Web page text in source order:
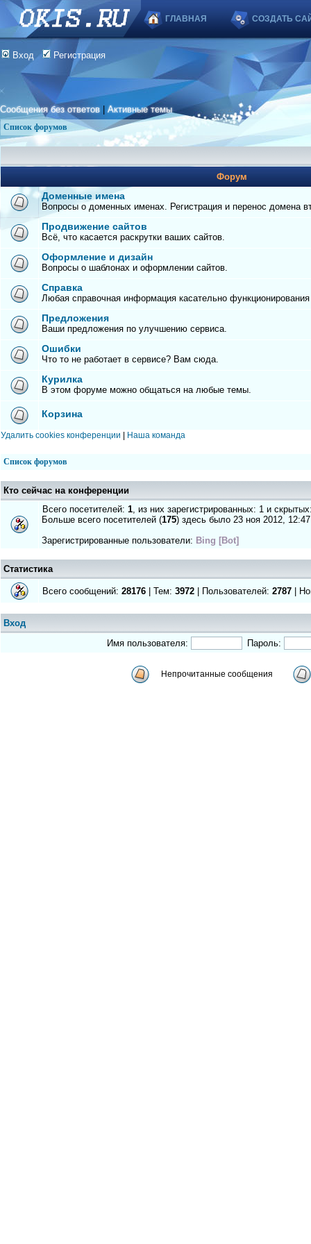
ГЛАВНАЯ СОЗДАТЬ
Вход Регистрация
Сообщения без ответов |Активные темы
Список форумов
Форум
Доменные имена
Вопросы о доменных именах. Регистрация и перенос домена
Продвижение сайтов
Всё, что касается раскрутки ваших сайтов.
Оформление и дизайн
Вопросы о шаблонах и оформлении сайтов.
Справка
Любая справочная информация касательно
Предложения
Ваши предложения по улучшению сервиса.
Ошибки
Что то не работает в сервисе? Вам сюда.
Курилка
В этом форуме можно общаться на любые темы.
Корзина
Удалить cookies конференции Наша команда
Список форумов
Кто сейчас на конференции
Всего посетителей: 1, из них зарегистрированных: 1 и
Больше всего посетителей (175) здесь было 23 ноя 2012, 12:47
Зарегистрированные пользователи: Bing [Bot]
Статистика
Всего сообщений: 28176 | Тем: 3972 | Пользователей: 2787 |
Вход
Имя пользователя:
Пароль:
Непрочитанные сообщения